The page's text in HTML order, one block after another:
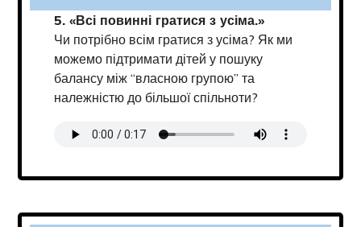
5. «Всі повинні гратися з усіма.»
Чи потрібно всім гратися з усіма? Як ми
можемо підтримати дітей у пошуку
балансу між “власною групою” та
належністю до більшої спільноти?